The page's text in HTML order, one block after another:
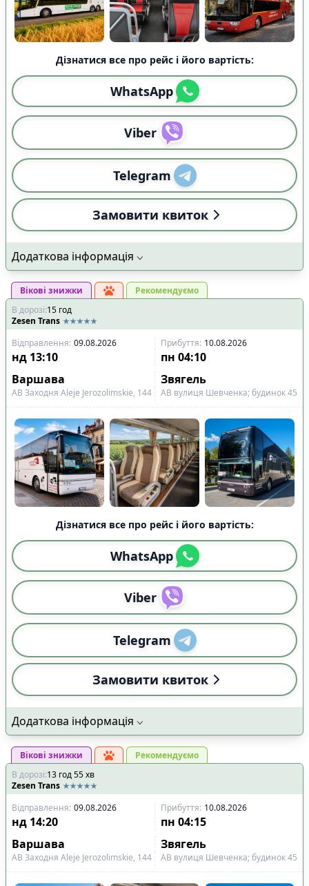
Дізнатися все про рейс і його вартість:
WhatsApp
Viber
Telegram
Замовити квиток
Додаткова інформація
Вікові знижки
Рекомендуємо
В дорозі:15 год
Zesen Trans
Відправлення: 09.08.2026 Прибуття: 10.08.2026
нд 13:10 пн 04:10
Варшава
Звягель
АВ Заходня Aleje Jerozolimskie, 144 АВ вулиця Шевченка; будинок 45
Дізнатися все про рейс і його вартість:
WhatsApp
Viber
Telegram
Замовити квиток
Додаткова інформація
Вікові знижки
Рекомендуємо
В дорозі:13 год55хв
Zesen Trans
Відправлення: 09.08.2026 Прибуття: 10.08.2026
нд 14:20 пн 04:15
Варшава
Звягель
АВ Заходня Aleje Jerozolimskie, 144 АВ вулиця Шевченка; будинок 45